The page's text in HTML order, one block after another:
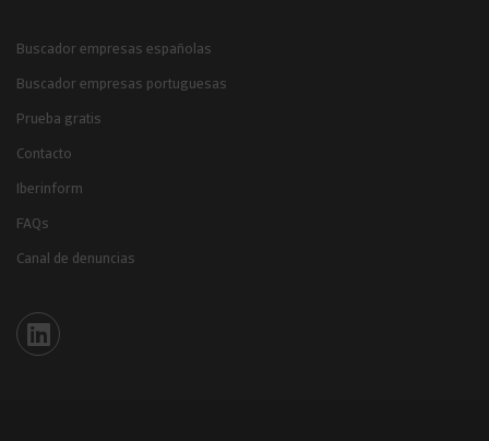
Buscador empresas españolas
Buscador empresas portuguesas
Prueba gratis
Contacto
Iberinform
FAQs
Canal de denuncias
Iberinform en Linkedin